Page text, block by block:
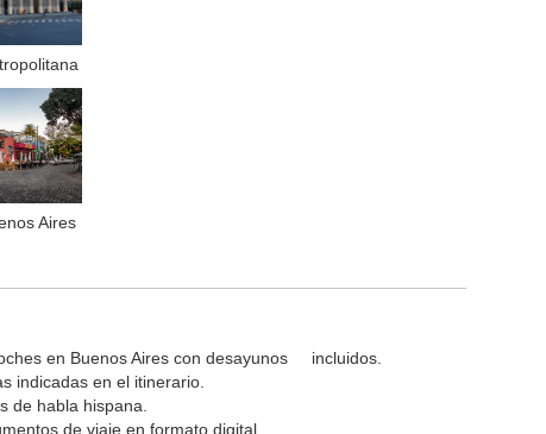
Aires
en Buenos Aires con desayunos incluidos.
indicadas en el itinerario.
de habla hispana.
de viaje en formato digital.